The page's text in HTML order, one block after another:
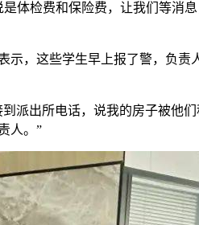
体检费和保险费，让我们等消
，这些学生早上报了警，负
派出所电话，说我的房子被他
人。”